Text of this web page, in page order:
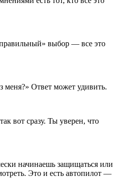
выбор — все это
меня?» Ответ может удивить.
вот сразу. Ты уверен, что
начинаешь защищаться или
Это и есть автопилот —